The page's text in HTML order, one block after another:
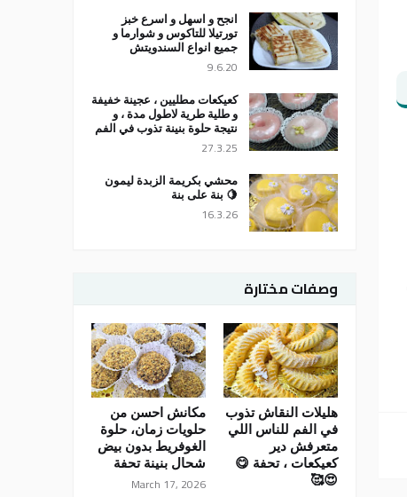
انجح و اسهل و اسرع خبز
تورتيلا للتاكوس و شوارما و
جميع انواع السندويتش
9.6.20
كعيكعات مطليين ، عجينة خفيفة
و طلية طرية لاطول مدة ، و
نتيجة حلوة بنينة تذوب في الفم
27.3.25
محشي بكريمة الزبدة ليمون
🍋 بنة على بنة
16.3.26
وصفات مختارة
هليلات النقاش تذوب
في الفم للناس اللي
متعرفش دير
كعيكعات ، تحفة 😋
😍🥰
مكانش احسن من
حلويات زمان، حلوة
الغوفريط بدون بيض
شحال بنينة تحفة
March 17, 2026